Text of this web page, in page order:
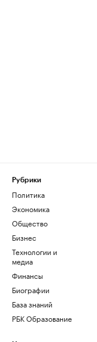
Рубрики
Политика
Экономика
Общество
Бизнес
Технологии и
медиа
Финансы
Биографии
База знаний
РБК Образование